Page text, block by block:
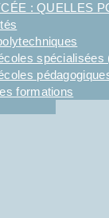
: QUELLES
spécialisées
formations